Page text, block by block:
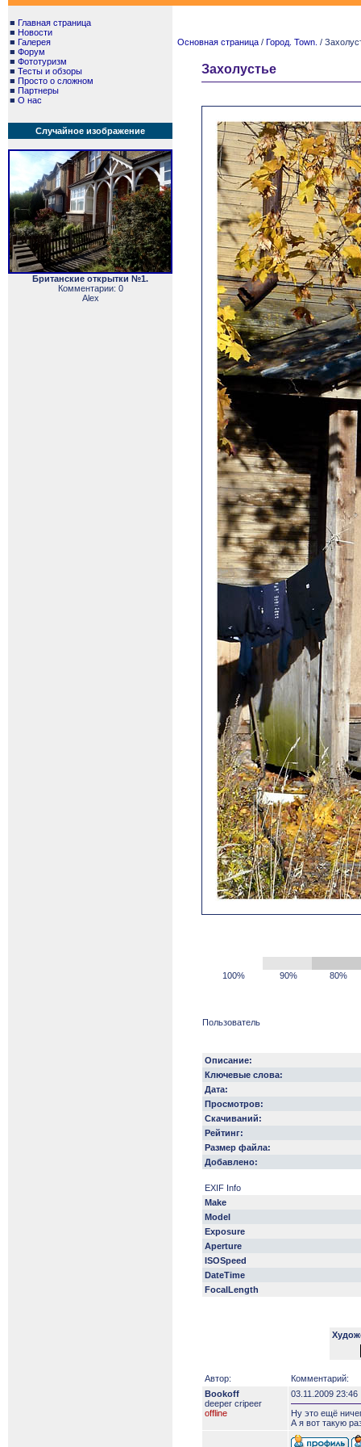
■ Главная страница
■ Новости
■ Галерея
■ Форум
■ Фототуризм
■ Тесты и обзоры
■ Просто о сложном
■ Партнеры
■ О нас
Случайное изображение
Британские открытки №1.
Комментарии: 0
Alex
Основная страница / Город. Town. /
Захолустье
100% 90% 80%
Пользователь
Описание:
Ключевые слова:
Дата:
Просмотров:
Скачиваний:
Рейтинг:
Размер файла:
Добавлено:
EXIF Info
Make
Model
Exposure
Aperture
ISOSpeed
DateTime
FocalLength
Автор:
Комментарий:
Bookoff
deeper сripeer
offline
03.11.2009 23:46
Ну это ещё
А я вот такую